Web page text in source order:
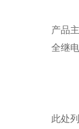
产品
全继
此处